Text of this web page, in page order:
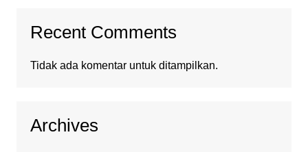
Recent Comments
Tidak ada komentar untuk ditampilkan.
Archives